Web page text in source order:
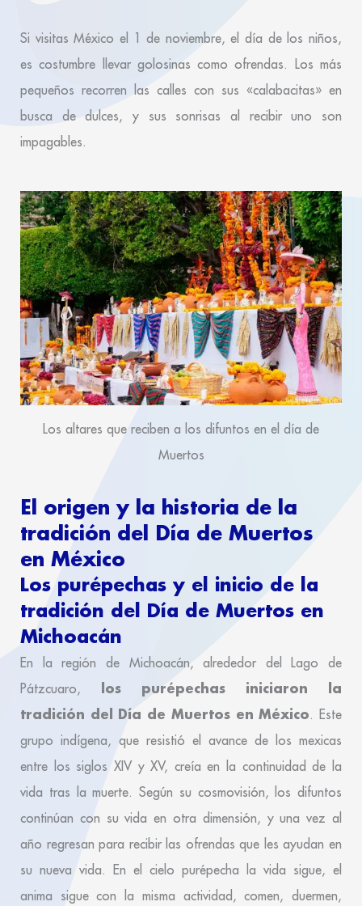
Si visitas México el 1 de noviembre, el día de los niños,
es costumbre llevar golosinas como ofrendas. Los más
pequeños recorren las calles con sus «calabacitas» en
busca de dulces, y sus sonrisas al recibir uno son
impagables.
Los altares que reciben a los difuntos en el día de
Muertos
El origen y la historia de la
tradición del Día de Muertos
en México
Los purépechas y el inicio de la
tradición del Día de Muertos en
Michoacán
En la región de Michoacán, alrededor del Lago de
Pátzcuaro,
los purépechas iniciaron la
tradición del Día de Muertos en México. Este
grupo indígena, que resistió el avance de los mexicas
entre los siglos XIV y XV, creía en la continuidad de la
vida tras la muerte. Según su cosmovisión, los difuntos
continúan con su vida en otra dimensión, y una vez al
año regresan para recibir las ofrendas que les ayudan en
su nueva vida. En el cielo purépecha la vida sigue, el
anima sigue con la misma actividad, comen, duermen,